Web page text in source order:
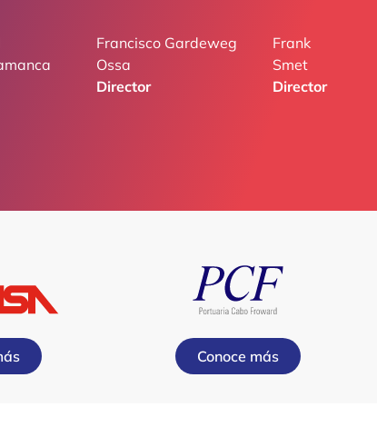
Francisco Gardeweg
Ossa
Director
Frank
Smet
Director
Conoce más